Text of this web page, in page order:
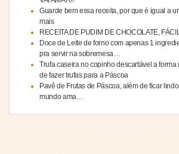
Guarde bem essa receita, por que é igual a
mais
RECEITA DE PUDIM DE CHOCOLATE,
Doce de Leite de forno com apenas 1
pra servir na sobremesa…
Trufa caseira no copinho descartável a
de fazer trufas para a Páscoa
Pavê de Frutas de Páscoa, além de ficar
mundo ama…